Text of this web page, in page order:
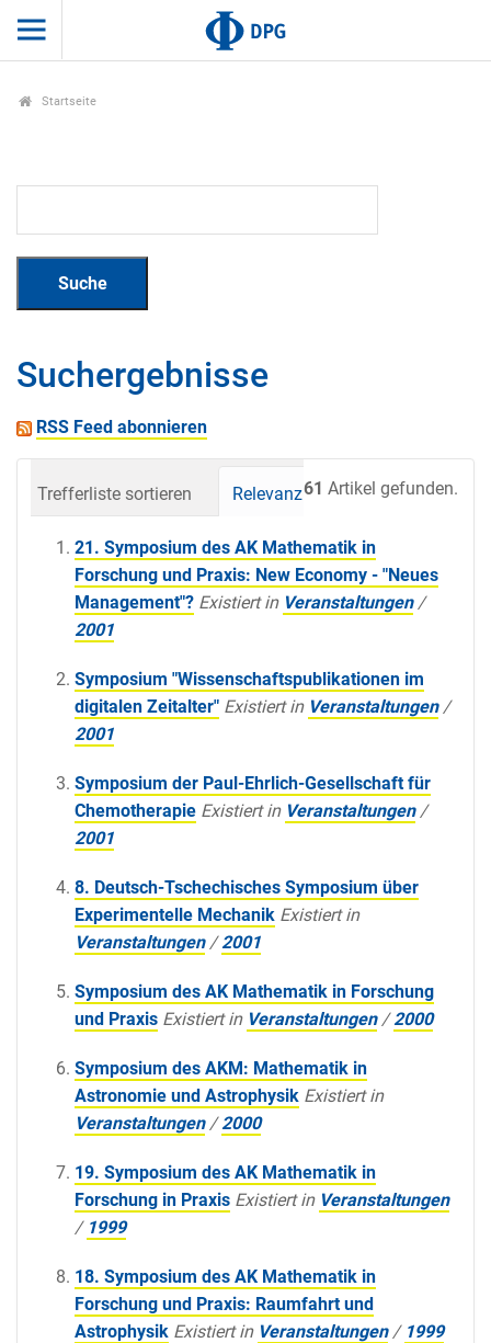
Startseite
Suchergebnisse
RSS Feed abonnieren
61 Artikel gefunden.
Trefferliste sortieren Relevanz Datum
21. Symposium des AK Mathematik in
Forschung und Praxis: New Economy - "Neues
Management"? Existiert in Veranstaltungen /
2001
Symposium "Wissenschaftspublikationen im
digitalen Zeitalter" Existiert in Veranstaltungen /
2001
Symposium der Paul-Ehrlich-Gesellschaft für
Chemotherapie Existiert in Veranstaltungen /
2001
8. Deutsch-Tschechisches Symposium über
Experimentelle Mechanik Existiert in
Veranstaltungen /2001
Symposium des AK Mathematik in Forschung
und Praxis Existiert in Veranstaltungen /2000
Symposium des AKM: Mathematik in
Astronomie und Astrophysik Existiert in
Veranstaltungen /2000
19. Symposium des AK Mathematik in
Forschung in Praxis Existiert in Veranstaltungen
/ 1999
18. Symposium des AK Mathematik in
Forschung und Praxis: Raumfahrt und
Astrophysik Existiert in Veranstaltungen / 1999